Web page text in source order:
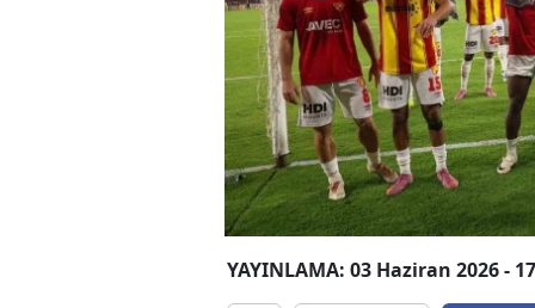
YAYINLAMA: 03 Haziran 2026 -